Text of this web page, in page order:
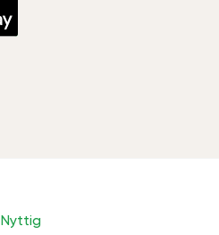
Nyttig